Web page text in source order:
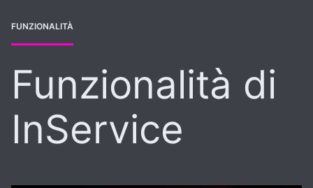
FUNZIONALITÀ
Funzionalità di
InService